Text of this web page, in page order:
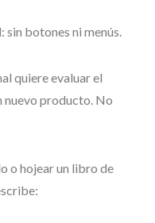
sin botones ni menús.
quiere evaluar el
nuevo producto. No
o hojear un libro de